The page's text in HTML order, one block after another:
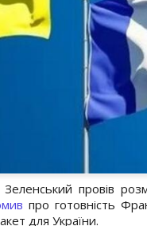
провів
про готовність
для України.